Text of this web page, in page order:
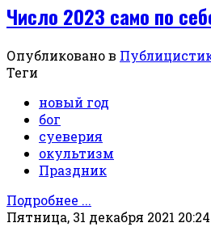
Число 2023 само по
Опубликовано в
Теги
новый год
бог
суеверия
окультизм
Праздник
Подробнее ...
Пятница, 31 декабря 2021 20:24